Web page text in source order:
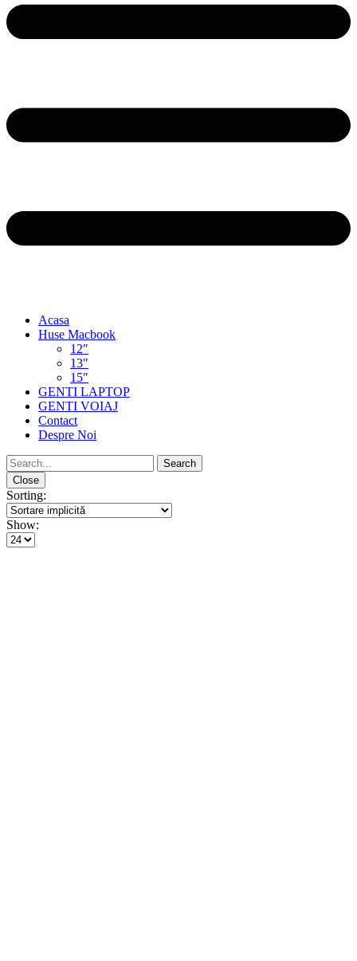
Acasa
Huse Macbook
12″
13″
15″
GENTI LAPTOP
GENTI VOIAJ
Contact
Despre Noi
Close
Sorting:
Show: